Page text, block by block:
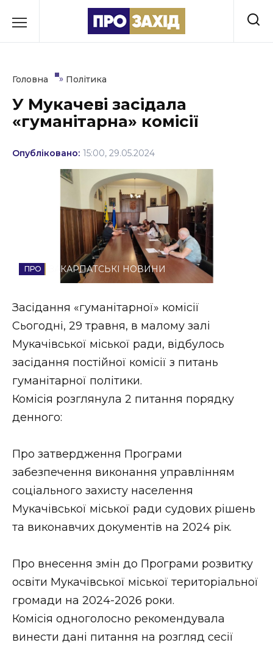
до
Культура
Освіта
Стиль життя
Втрачений Ужгород
Втрачений Ужгород (відеоверсія)
ЗАКАРПАТСЬКІ НОВИНИ
НОВИНИ ЗАХІДНОЇ УКРАЇНИ
ФОТО
Головна » Політика
У Мукачеві засідала
«гуманітарна» комісії
Опубліковано: 15:00, 29.05.2024
ЗАКАРПАТСЬКІ НОВИНИ
Засідання «гуманітарної» комісії
Сьогодні, 29 травня, в малому залі
Мукачівської міської ради, відбулось
засідання постійної комісії з питань
гуманітарної політики.
Комісія розглянула 2 питання порядку
денного:
Про затвердження Програми
забезпечення виконання управлінням
соціального захисту населення
Мукачівської міської ради судових рішень
та виконавчих документів на 2024 рік.
Про внесення змін до Програми розвитку
освіти Мукачівської міської територіальної
громади на 2024-2026 роки.
Комісія одноголосно рекомендувала
винести дані питання на розгляд сесії